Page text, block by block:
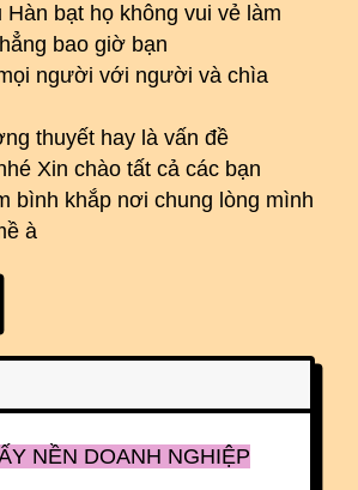
bạt họ không vui vẻ làm
bao giờ bạn
người với người và chìa
thuyết hay là vấn đề
Xin chào tất cả các bạn
bình khắp nơi chung lòng mình
à
NỀN DOANH NGHIỆP